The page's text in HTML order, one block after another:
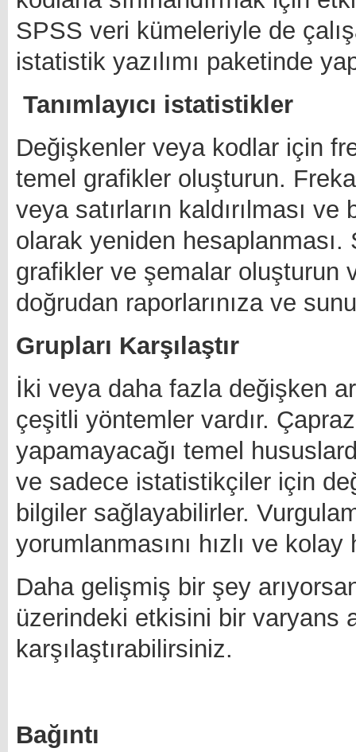
SPSS veri kümeleriyle de
istatistik yazılımı paketinde
Tanımlayıcı istatistikler
Değişkenler veya kodlar için
temel grafikler oluşturun.
veya satırların kaldırılması
olarak yeniden hesaplanması.
grafikler ve şemalar oluşturun
doğrudan raporlarınıza ve
Grupları Karşılaştır
İki veya daha fazla değişken
çeşitli yöntemler vardır.
yapamayacağı temel
ve sadece istatistikçiler için
bilgiler sağlayabilirler.
yorumlanmasını hızlı ve
Daha gelişmiş bir şey
üzerindeki etkisini bir varyans
karşılaştırabilirsiniz.
Bağıntı